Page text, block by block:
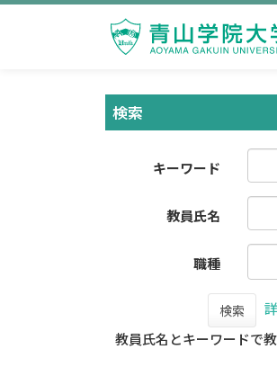
検索
キーワード
教員氏名
職種
検索
教員氏名とキーワードで